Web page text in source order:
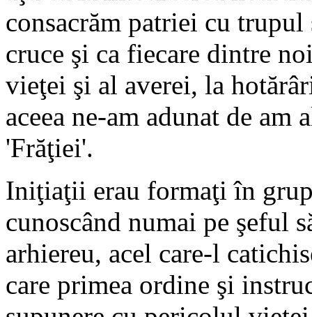
consacrăm patriei cu
cruce şi ca fiecare dintre
vieţei şi al averei, la
aceea ne-am adunat de
'Frăţiei'.
Iniţiaţii erau formaţi în
cunoscând numai pe şeful
arhiereu, acel care-l
care primea ordine şi